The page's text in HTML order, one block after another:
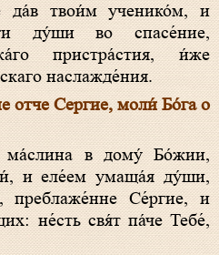
ду́ши во спасе́ние,
пристра́стия, и́же
наслажде́ния.
отче Сергие, моли́ Бо́га о
и еле́ем умаща́я ду́ши,
Се́ргие, и
не́сть свя́т па́че Тебе́,